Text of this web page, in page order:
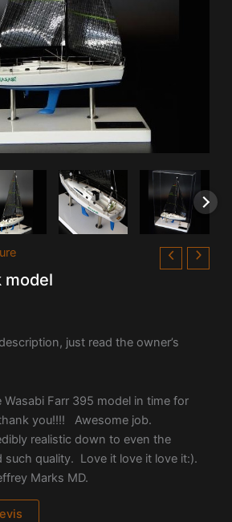
model
just read the owner’s
Farr 395 model in time for
you!!!! Awesome job.
realistic down to even the
such quality. Love it love it love it:).
Marks MD.